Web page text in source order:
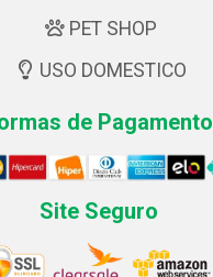
PET SHOP
USO DOMESTICO
de Pagamento
Site Seguro